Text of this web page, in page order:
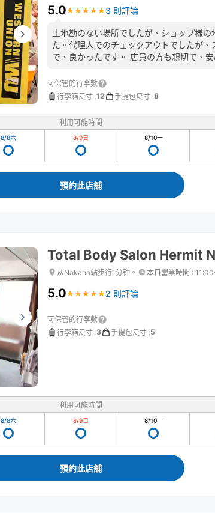
5.0★ ★ ★ ★ ★
★ ★ ★ ★ ★ 3 則評論
土地勘のない場所でしたが、ショップ様
た。代理人でのチェックアウトでしたが
で、良かったです。 店員の方も親切で、
可保管的行李數
行李箱尺寸 :12 手提包尺寸 :8
利用可能時間
8/8六 8/9日 8/10一
預約此店舖
Total Body Salon Hermit
从Nakano站步行1分钟。 本日營業時間 :
5.0★ ★ ★ ★ ★
★ ★ ★ ★ ★ 2 則評論
可保管的行李數
行李箱尺寸 :3 手提包尺寸 :5
利用可能時間
8/8六 8/9日 8/10一
預約此店舖